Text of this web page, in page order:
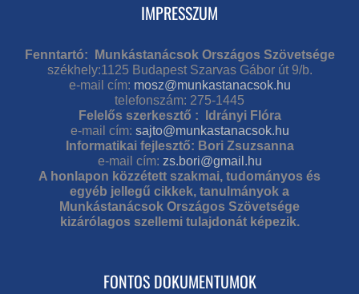
IMPRESSZUM
Fenntartó: Munkástanácsok Országos Szövetsége
székhely:1125 Budapest Szarvas Gábor út 9/b.
e-mail cím: mosz@munkastanacsok.hu
telefonszám: 275-1445
Felelős szerkesztő : Idrányi Flóra
e-mail cím: sajto@munkastanacsok.hu
Informatikai fejlesztő: Bori Zsuzsanna
e-mail cím: zs.bori@gmail.hu
A honlapon közzétett szakmai, tudományos és
egyéb jellegű cikkek, tanulmányok a
Munkástanácsok Országos Szövetsége
kizárólagos szellemi tulajdonát képezik.
FONTOS DOKUMENTUMOK